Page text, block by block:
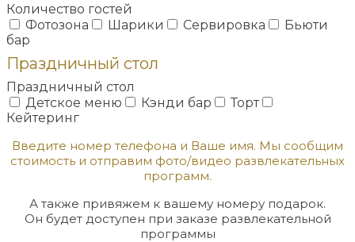
Количество гостей
Фотозона
Шарики Сервировка
Бьюти
бар
Праздничный стол
Праздничный стол
Детское меню
Кэнди бар
Торт
Кейтеринг
Введите номер телефона и Ваше имя. Мы сообщим
стоимость и отправим фото/видео развлекательных
программ.
А также привяжем к вашему номеру подарок.
Он будет доступен при заказе развлекательной
программы